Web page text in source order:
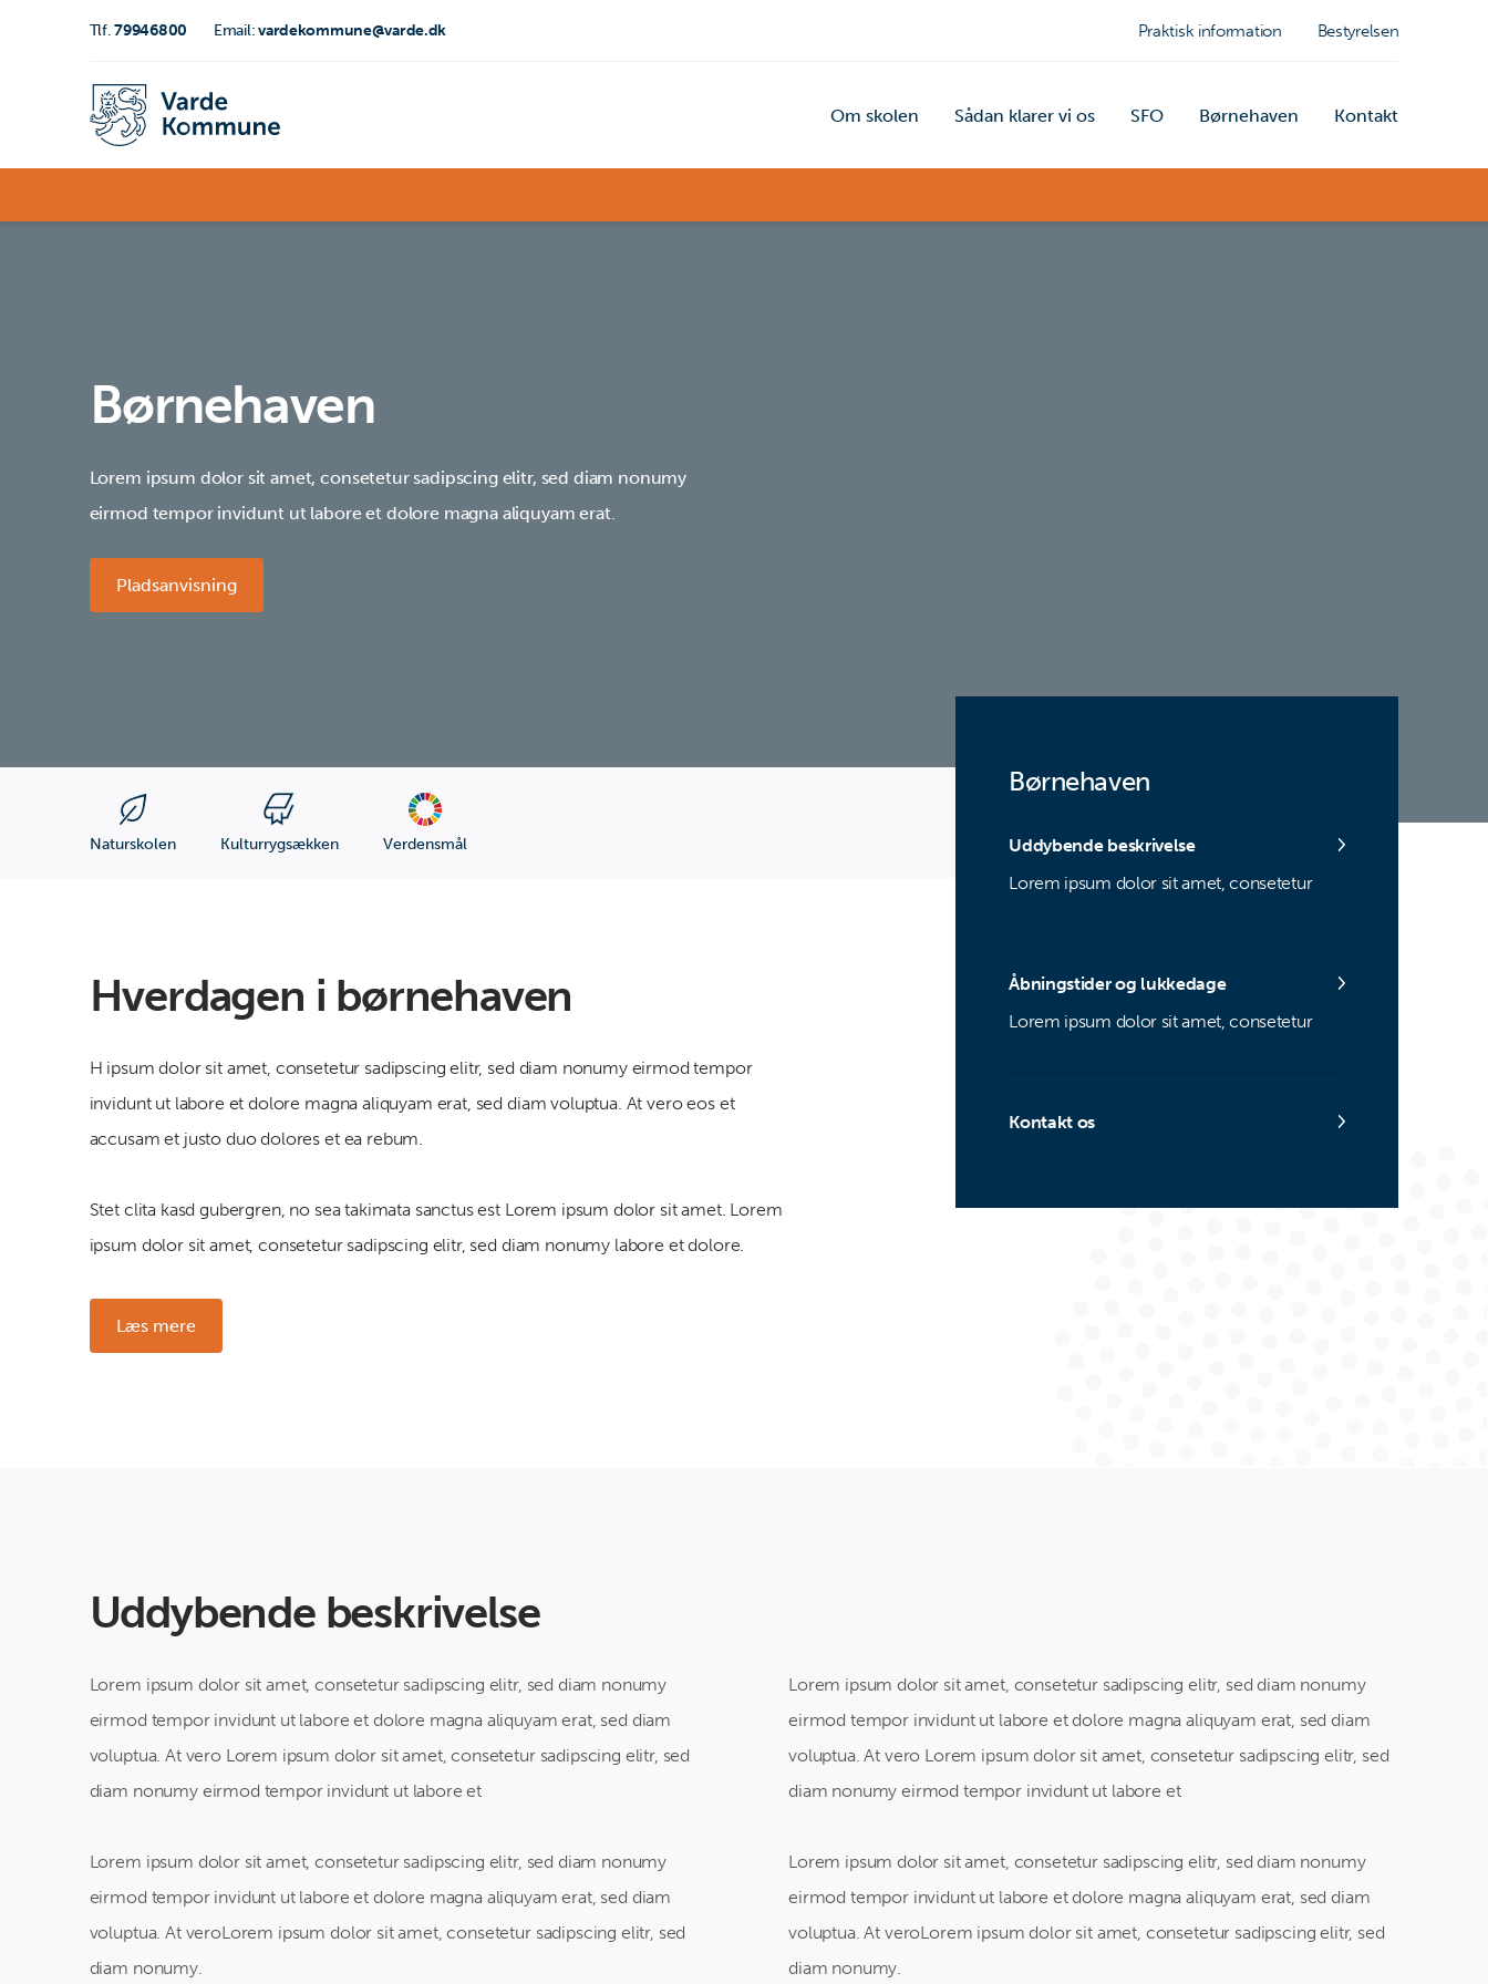
Tlf.79946800 Email:vardekommune@varde.dk Praktisk information Bestyrelsen
Om skolen Sådan klarer vi os SFO Børnehaven Kontakt
Børnehaven
Lorem ipsum dolor sit amet, consetetur sadipscing elitr, sed diam nonumy
eirmod tempor invidunt ut labore et dolore magna aliquyam erat.
Pladsanvisning
Naturskolen Kulturrygsækken Verdensmål
Børnehaven
Uddybende beskrivelse
Lorem ipsum dolor sit amet, consetetur
Åbningstider og lukkedage
Lorem ipsum dolor sit amet, consetetur
Kontakt os
Hverdagen i børnehaven
H ipsum dolor sit amet, consetetur sadipscing elitr, sed diam nonumy eirmod tempor
invidunt ut labore et dolore magna aliquyam erat, sed diam voluptua. At vero eos et
accusam et justo duo dolores et ea rebum.
Stet clita kasd gubergren, no sea takimata sanctus est Lorem ipsum dolor sit amet. Lorem
ipsum dolor sit amet, consetetur sadipscing elitr, sed diam nonumy labore et dolore.
Læs mere
Uddybende beskrivelse
Lorem ipsum dolor sit amet, consetetur sadipscing elitr, sed diam nonumy
eirmod tempor invidunt ut labore et dolore magna aliquyam erat, sed diam
voluptua. At vero Lorem ipsum dolor sit amet, consetetur sadipscing elitr, sed
diam nonumy eirmod tempor invidunt ut labore et
Lorem ipsum dolor sit amet, consetetur sadipscing elitr, sed diam nonumy
eirmod tempor invidunt ut labore et dolore magna aliquyam erat, sed diam
voluptua. At veroLorem ipsum dolor sit amet, consetetur sadipscing elitr, sed
diam nonumy.
Lorem ipsum dolor sit amet, consetetur sadipscing elitr, sed diam nonumy
eirmod tempor invidunt ut labore et dolore magna aliquyam erat, sed diam
voluptua. At vero Lorem ipsum dolor sit amet, consetetur sadipscing elitr, sed
diam nonumy eirmod tempor invidunt ut labore et
Lorem ipsum dolor sit amet, consetetur sadipscing elitr, sed diam nonumy
eirmod tempor invidunt ut labore et dolore magna aliquyam erat, sed diam
voluptua. At veroLorem ipsum dolor sit amet, consetetur sadipscing elitr, sed
diam nonumy.